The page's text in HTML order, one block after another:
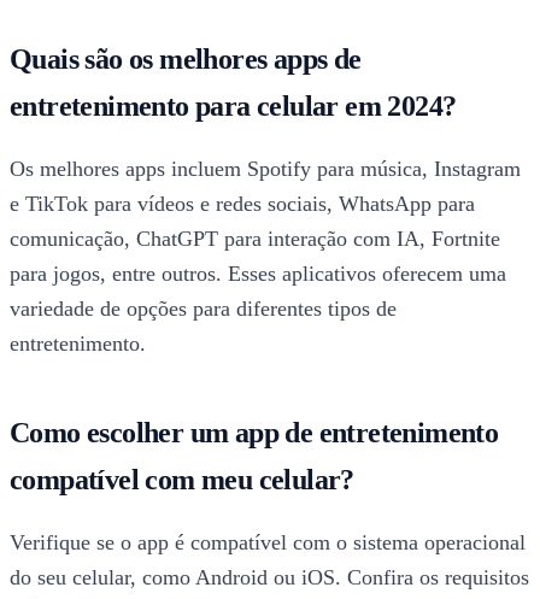
Quais são os melhores apps de
entretenimento para celular em 2024?
Os melhores apps incluem Spotify para música, Instagram
e TikTok para vídeos e redes sociais, WhatsApp para
comunicação, ChatGPT para interação com IA, Fortnite
para jogos, entre outros. Esses aplicativos oferecem uma
variedade de opções para diferentes tipos de
entretenimento.
Como escolher um app de entretenimento
compatível com meu celular?
Verifique se o app é compatível com o sistema operacional
do seu celular, como Android ou iOS. Confira os requisitos